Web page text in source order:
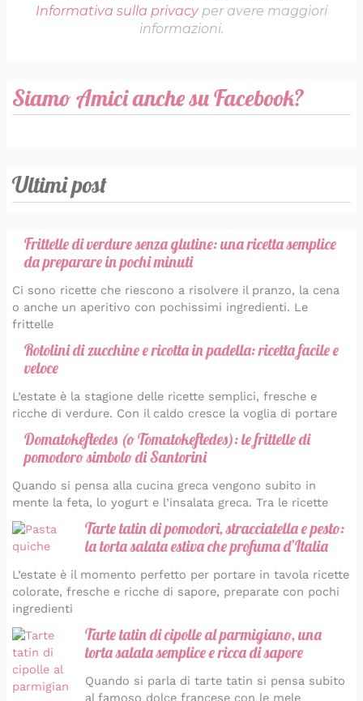
Informativa sulla privacyper avere maggiori
informazioni.
Siamo Amici anche su Facebook?
Ultimi post
Frittelle di verdure senza glutine: una ricetta semplice
da preparare in pochi minuti
Ci sono ricette che riescono a risolvere il pranzo, la cena
o anche un aperitivo con pochissimi ingredienti. Le
frittelle
Rotolini di zucchine e ricotta in padella: ricetta facile e
veloce
L’estate è la stagione delle ricette semplici, fresche e
ricche di verdure. Con il caldo cresce la voglia di portare
Domatokeftedes (o Tomatokeftedes): le frittelle di
pomodoro simbolo di Santorini
Quando si pensa alla cucina greca vengono subito in
mente la feta, lo yogurt e l’insalata greca. Tra le ricette
Tarte tatin di pomodori, stracciatella e pesto:
la torta salata estiva che profuma d’Italia
L’estate è il momento perfetto per portare in tavola ricette
colorate, fresche e ricche di sapore, preparate con pochi
ingredienti
Tarte tatin di cipolle al parmigiano, una
torta salata semplice e ricca di sapore
Quando si parla di tarte tatin si pensa subito
al famoso dolce francese con le mele